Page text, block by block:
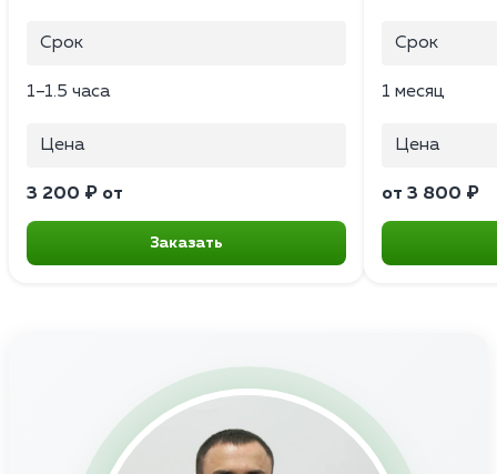
Срок
1–1.5 часа
Цена
3 200 ₽ от
Заказать
Срок
1 месяц
Цена
от 3 800 ₽